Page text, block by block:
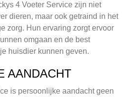
4 Voeter Service zijn niet
dieren, maar ook getraind in het
zorg. Hun ervaring zorgt ervoor
omgaan en de best
huisdier kunnen geven.
AANDACHT
is persoonlijke aandacht geen